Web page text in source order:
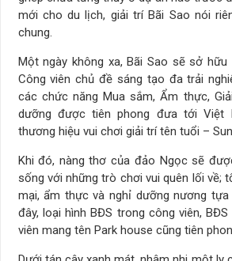
mới cho du lịch, giải trí Bãi Sao nói
chung.
Một ngày không xa, Bãi Sao sẽ sở
Công viên chủ đề sáng tạo đa trải
các chức năng Mua sắm, Ẩm thực,
dưỡng được tiên phong đưa tới Việt
thương hiệu vui chơi giải trí tên tuổi – Sun
Khi đó, nàng thơ của đảo Ngọc sẽ
sống với những trò chơi vui quên lối về;
mại, ẩm thực và nghỉ dưỡng nương tựa
đây, loại hình BĐS trong công viên,
viên mang tên Park house cũng tiên